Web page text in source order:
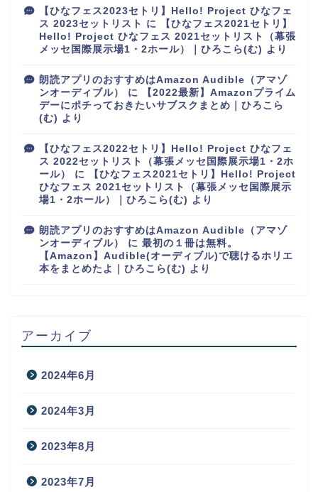
【ひなフェス2023セトリ】Hello! Project ひなフェ
ス 2023セットリスト に
【ひなフェス2021セトリ】
Hello! Project ひなフェス 2021セットリスト（幕張
メッセ国際展示場1・2ホール）｜ひろこら(む) より
朗読アプリのおすすめはAmazon Audible（アマゾ
ンオーディブル）
に
【2022最新】Amazonプライム
デーにポチっておきたいサブスクまとめ｜ひろこら
(む) より
【ひなフェス2022セトリ】Hello! Project ひなフェ
ス 2022セットリスト（幕張メッセ国際展示場1・2ホ
ール）
に
【ひなフェス2021セトリ】Hello! Project
ひなフェス 2021セットリスト（幕張メッセ国際展示
場1・2ホール）｜ひろこら(む) より
朗読アプリのおすすめはAmazon Audible（アマゾ
ンオーディブル）
に 最初の１冊は無料。
【Amazon】Audible(オーディブル)で聴けるホリエ
本をまとめたよ｜ひろこら(む) より
アーカイブ
2024年6月
2024年3月
2023年8月
2023年7月